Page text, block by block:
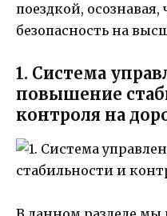
поездкой,
безопасность на
1. Система
повышение
контроля на